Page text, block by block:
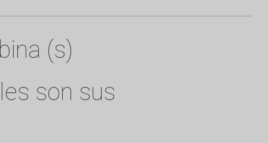
(s)
son sus